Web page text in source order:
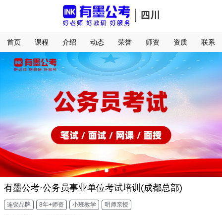
首页 课程 介绍 动态 荣誉 师资 资质 联系
有墨公考·公务员事业单位考试培训(成都总部)
连锁品牌 8年+师资 小班教学 明师亲授